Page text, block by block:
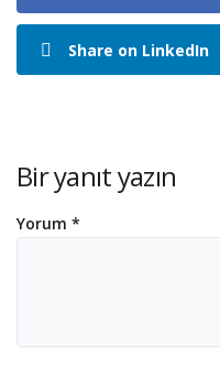
Share on LinkedIn
Bir yanıt yazın
Yorum *